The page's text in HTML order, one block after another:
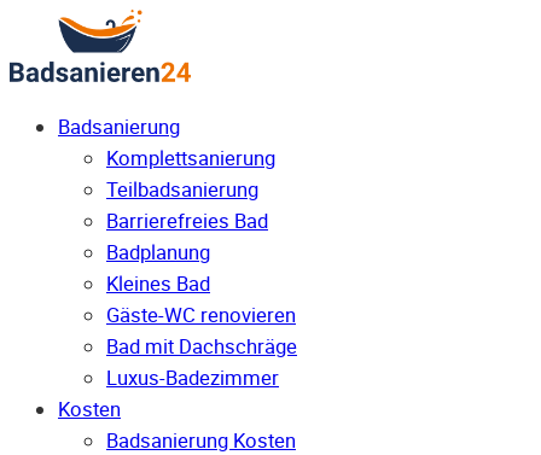
Badsanierung
Komplettsanierung
Teilbadsanierung
Barrierefreies Bad
Badplanung
Kleines Bad
Gäste-WC renovieren
Bad mit Dachschräge
Luxus-Badezimmer
Kosten
Badsanierung Kosten